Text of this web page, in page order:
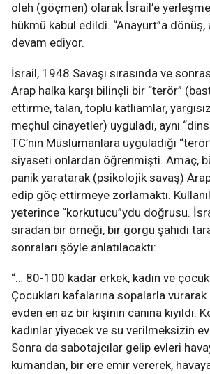
oleh (göçmen) olarak İsrail’e
hükmü kabul edildi. “Anayurt”a
devam ediyor.
İsrail, 1948 Savaşı sırasında ve
Arap halka karşı bilinçli bir “terör”
ettirme, talan, toplu katliamlar,
meçhul cinayetler) uyguladı, aynı
TC’nin Müslümanlara uyguladığı
siyaseti onlardan öğrenmişti. Amaç,
panik yaratarak (psikolojik savaş)
edip göç ettirmeye zorlamaktı.
yeterince “korkutucu”ydu doğrusu.
sıradan bir örneği, bir görgü şahidi
sonraları şöyle anlatılacaktı:
“… 80-100 kadar erkek, kadın ve
Çocukları kafalarına sopalarla
evden en az bir kişinin canına kıyıldı.
kadınlar yiyecek ve su verilmeksizin
Sonra da sabotajcılar gelip evleri
kumandan, bir ere emir vererek,